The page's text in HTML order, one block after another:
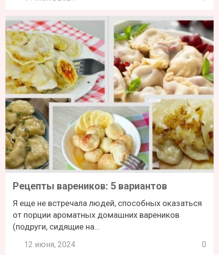
Рецепты вареников: 5 вариантов
Я еще не встречала людей, способных оказаться
от порции ароматных домашних вареников
(подруги, сидящие на...
12 июня, 2024 0